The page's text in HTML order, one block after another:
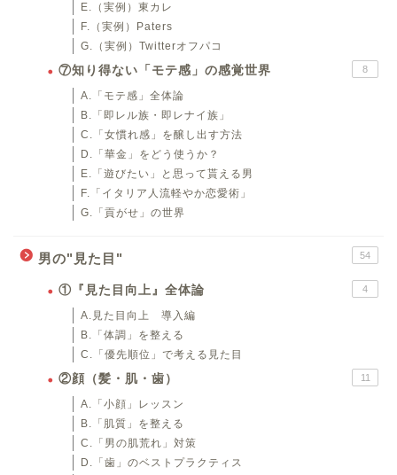
E.（実例）東カレ
F.（実例）Paters
G.（実例）Twitterオフパコ
⑦知り得ない「モテ感」の感覚世界 8
A.「モテ感」全体論
B.「即レル族・即レナイ族」
C.「女慣れ感」を醸し出す方法
D.「華金」をどう使うか？
E.「遊びたい」と思って貰える男
F.「イタリア人流軽やか恋愛術」
G.「貢がせ」の世界
男の"見た目" 54
①『見た目向上』全体論 4
A.見た目向上 導入編
B.「体調」を整える
C.「優先順位」で考える見た目
②顔（髪・肌・歯） 11
A.「小顔」レッスン
B.「肌質」を整える
C.「男の肌荒れ」対策
D.「歯」のベストプラクティス